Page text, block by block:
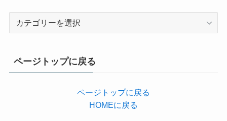
ページトップに戻る
ページトップに戻る
HOMEに戻る